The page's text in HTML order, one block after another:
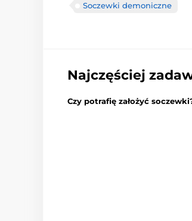
Soczewki demoniczne
Najczęściej
Czy potrafię założyć